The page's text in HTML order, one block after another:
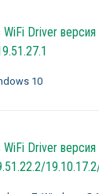
Driver версия
10
Driver версия